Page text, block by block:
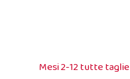
Mesi 2-12 tutte taglie